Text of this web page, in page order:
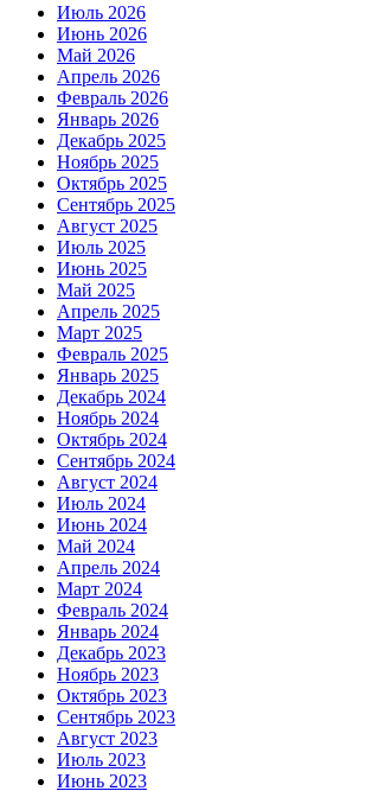
Июль 2026
Июнь 2026
Май 2026
Апрель 2026
Февраль 2026
Январь 2026
Декабрь 2025
Ноябрь 2025
Октябрь 2025
Сентябрь 2025
Август 2025
Июль 2025
Июнь 2025
Май 2025
Апрель 2025
Март 2025
Февраль 2025
Январь 2025
Декабрь 2024
Ноябрь 2024
Октябрь 2024
Сентябрь 2024
Август 2024
Июль 2024
Июнь 2024
Май 2024
Апрель 2024
Март 2024
Февраль 2024
Январь 2024
Декабрь 2023
Ноябрь 2023
Октябрь 2023
Сентябрь 2023
Август 2023
Июль 2023
Июнь 2023